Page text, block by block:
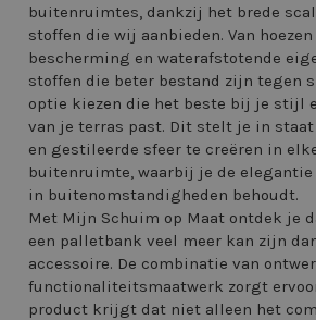
buitenruimtes, dankzij het brede
stoffen die wij aanbieden. Van hoezen
bescherming en waterafstotende
stoffen die beter bestand zijn tegen
optie kiezen die het beste bij je stijl
van je terras past. Dit stelt je in
en gestileerde sfeer te creëren in
buitenruimte, waarbij je de
in buitenomstandigheden behoudt.
Met Mijn Schuim op Maat ontdek je
een palletbank veel meer kan zijn
accessoire. De combinatie van
functionaliteitsmaatwerk zorgt
product krijgt dat niet alleen het